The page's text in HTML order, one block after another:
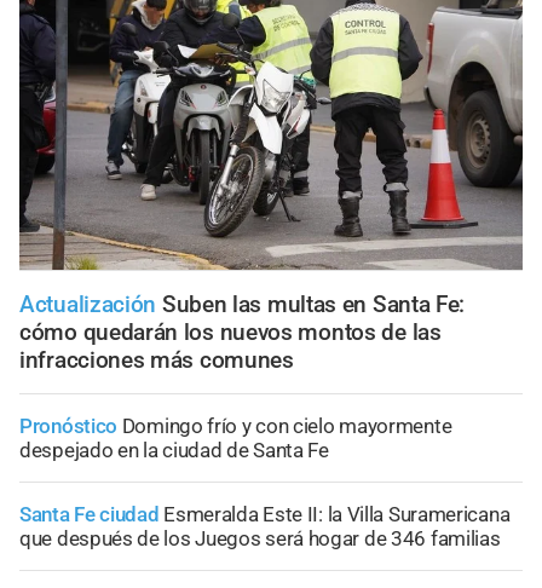
Actualización Suben las multas en Santa Fe:
cómo quedarán los nuevos montos de las
infracciones más comunes
Pronóstico Domingo frío y con cielo mayormente
despejado en la ciudad de Santa Fe
Santa Fe ciudad Esmeralda Este II: la Villa Suramericana
que después de los Juegos será hogar de 346 familias